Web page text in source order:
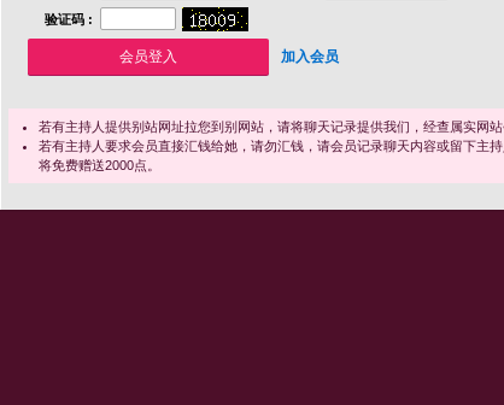
验证码 :
加入会员
若有主持人提供别站网址拉您到别网站，请将聊天记录提供我们，经查属实网站
若有主持人要求会员直接汇钱给她，请勿汇钱，请会员记录聊天内容或留下主
将免费赠送2000点。